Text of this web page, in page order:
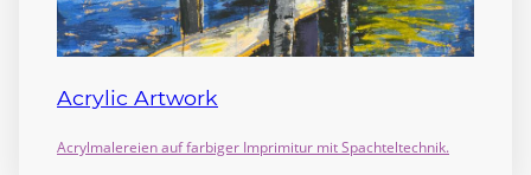
Acrylic Artwork
Acrylmalereien auf farbiger Imprimitur mit Spachteltechnik.